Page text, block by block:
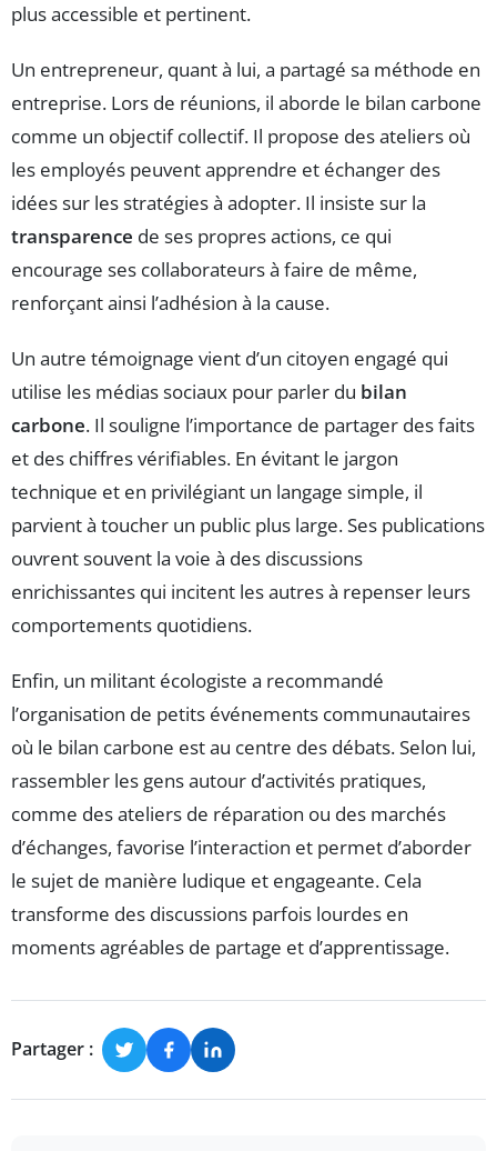
plus accessible et pertinent.
Un entrepreneur, quant à lui, a partagé sa méthode en
entreprise. Lors de réunions, il aborde le bilan carbone
comme un objectif collectif. Il propose des ateliers où
les employés peuvent apprendre et échanger des
idées sur les stratégies à adopter. Il insiste sur la
transparence de ses propres actions, ce qui
encourage ses collaborateurs à faire de même,
renforçant ainsi l’adhésion à la cause.
Un autre témoignage vient d’un citoyen engagé qui
utilise les médias sociaux pour parler du bilan
carbone. Il souligne l’importance de partager des faits
et des chiffres vérifiables. En évitant le jargon
technique et en privilégiant un langage simple, il
parvient à toucher un public plus large. Ses publications
ouvrent souvent la voie à des discussions
enrichissantes qui incitent les autres à repenser leurs
comportements quotidiens.
Enfin, un militant écologiste a recommandé
l’organisation de petits événements communautaires
où le bilan carbone est au centre des débats. Selon lui,
rassembler les gens autour d’activités pratiques,
comme des ateliers de réparation ou des marchés
d’échanges, favorise l’interaction et permet d’aborder
le sujet de manière ludique et engageante. Cela
transforme des discussions parfois lourdes en
moments agréables de partage et d’apprentissage.
Partager :